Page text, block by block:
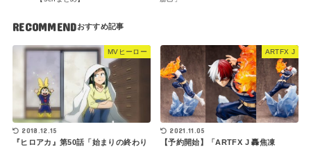
RECOMMEND
MVヒーロー
2018.12.15
『ヒロアカ』第50話「始まりの終わり
ARTFX J
2021.11.05
【予約開始】「ARTFX J 轟焦凍